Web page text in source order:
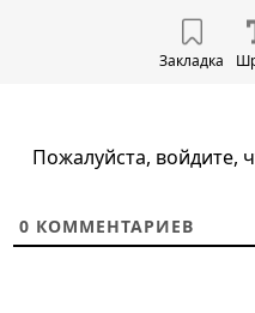
Закладка
Пожалуйста, войдите,
0 КОММЕНТАРИЕВ